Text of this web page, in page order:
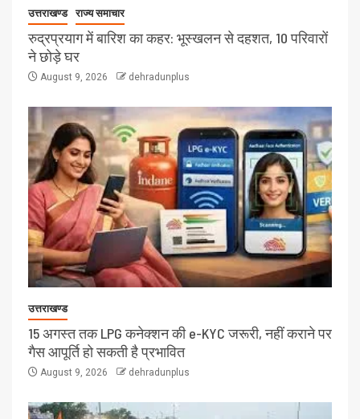
उत्तराखण्ड राज्य समाचार
रुद्रप्रयाग में बारिश का कहर: भूस्खलन से दहशत, 10 परिवारों
ने छोड़े घर
August 9, 2026 dehradunplus
उत्तराखण्ड
15 अगस्त तक LPG कनेक्शन की e-KYC जरूरी, नहीं कराने पर
गैस आपूर्ति हो सकती है प्रभावित
August 9, 2026 dehradunplus